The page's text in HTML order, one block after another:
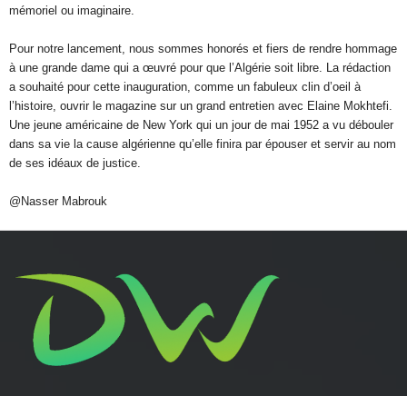
mémoriel ou imaginaire.
Pour notre lancement, nous sommes honorés et fiers de rendre hommage
à une grande dame qui a œuvré pour que l’Algérie soit libre. La rédaction
a souhaité pour cette inauguration, comme un fabuleux clin d’oeil à
l’histoire, ouvrir le magazine sur un grand entretien avec Elaine Mokhtefi.
Une jeune américaine de New York qui un jour de mai 1952 a vu débouler
dans sa vie la cause algérienne qu’elle finira par épouser et servir au nom
de ses idéaux de justice.
@Nasser Mabrouk